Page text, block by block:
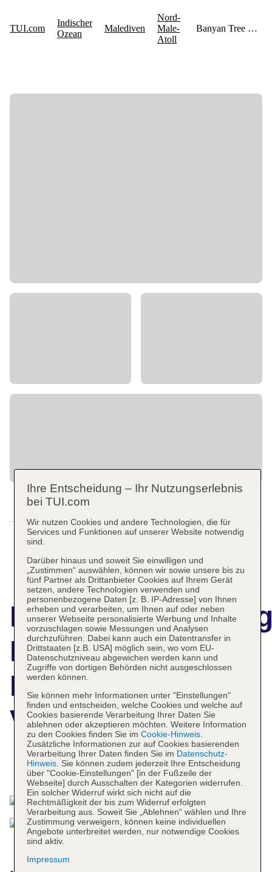
Banyan Tree
Maldives
Vabbinfaru
Das bietet Ihre Unterkunft
Ihre Entscheidung – Ihr Nutzungserlebnis
bei TUI.com
Wir nutzen Cookies und andere Technologien, die für
Services und Funktionen auf unserer Website notwendig
sind.
Darüber hinaus und soweit Sie einwilligen und
„Zustimmen“ auswählen, können wir sowie unsere bis zu
fünf Partner als Drittanbieter Cookies auf Ihrem Gerät
setzen, andere Technologien verwenden und
personenbezogene Daten [z. B. IP-Adresse] von Ihnen
erheben und verarbeiten, um Ihnen auf oder neben
unserer Webseite personalisierte Werbung und Inhalte
vorzuschlagen sowie Messungen und Analysen
durchzuführen. Dabei kann auch ein Datentransfer in
Drittstaaten [z.B. USA] möglich sein, wo vom EU-
Datenschutzniveau abgewichen werden kann und
Zugriffe von dortigen Behörden nicht ausgeschlossen
werden können.
Sie können mehr Informationen unter "Einstellungen"
finden und entscheiden, welche Cookies und welche auf
Cookies basierende Verarbeitung Ihrer Daten Sie
ablehnen oder akzeptieren möchten. Weitere Information
zu den Cookies finden Sie im Cookie-Hinweis.
Zusätzliche Informationen zur auf Cookies basierenden
Verarbeitung Ihrer Daten finden Sie im Datenschutz-
Hinweis. Sie können zudem jederzeit Ihre Entscheidung
über "Cookie-Einstellungen" [in der Fußzeile der
Webseite] durch Ausschalten der Kategorien widerrufen.
Ein solcher Widerruf wirkt sich nicht auf die
Rechtmäßigkeit der bis zum Widerruf erfolgten
Verarbeitung aus. Soweit Sie „Ablehnen“ wählen und Ihre
Zustimmung verweigern, können keine individuellen
Angebote unterbreitet werden, nur notwendige Cookies
sind aktiv.
Impressum